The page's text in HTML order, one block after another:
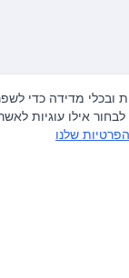
שמורות.
ובכלי מדידה כדי
אילו עוגיות
שלנו